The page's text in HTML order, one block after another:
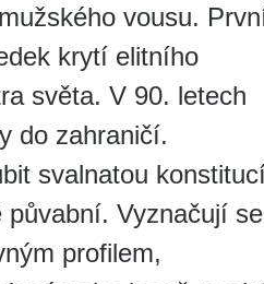
vousu.
krytí elitního
světa. V 90. letech
do zahraničí.
svalnatou
půvabní. Vyznačují se
profilem,